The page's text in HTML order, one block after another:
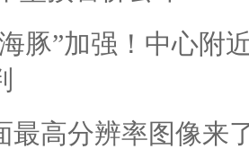
豚”加强！中心附
最高分辨率图像来